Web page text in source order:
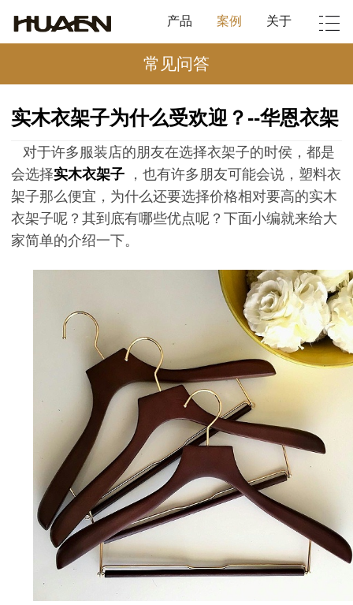
产品 案例 关于
常见问答
实木衣架子为什么受欢迎？--华恩衣架
对于许多服装店的朋友在选择衣架子的时侯，都是
会选择实木衣架子
，也有许多朋友可能会说，塑料衣
架子那么便宜，为什么还要选择价格相对要高的实木
衣架子呢？其到底有哪些优点呢？下面小编就来给大
家简单的介绍一下。